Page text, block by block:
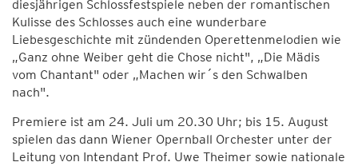
diesjährigen Schlossfestspiele neben der romantischen
Kulisse des Schlosses auch eine wunderbare
Liebesgeschichte mit zündenden Operettenmelodien wie
„Ganz ohne Weiber geht die Chose nicht", „Die Mädis
vom Chantant" oder „Machen wir´s den Schwalben
nach".
Premiere ist am 24. Juli um 20.30 Uhr; bis 15. August
spielen das dann Wiener Opernball Orchester unter der
Leitung von Intendant Prof. Uwe Theimer sowie nationale